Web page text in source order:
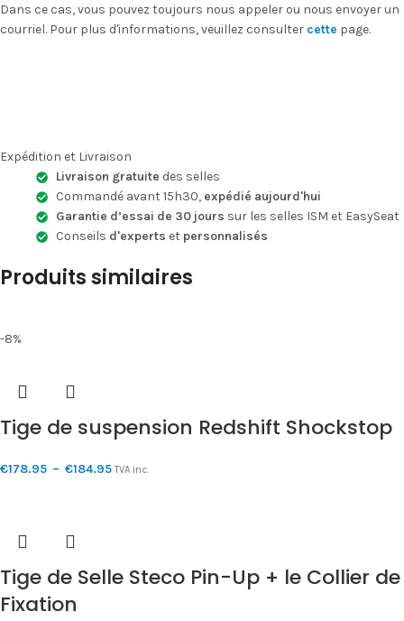
Dans ce cas, vous pouvez toujours nous appeler ou nous envoyer un
courriel. Pour plus d'informations, veuillez consulter cette page.
Expédition et Livraison
Livraison gratuite des selles
Commandé avant 15h30, expédié aujourd'hui
Garantie d’essai de 30 jours sur les selles ISM et EasySeat
Conseils d'experts et personnalisés
Produits similaires
-8%
Tige de suspension Redshift Shockstop
€178.95 – €184.95TVA inc.
Tige de Selle Steco Pin-Up + le Collier de
Fixation